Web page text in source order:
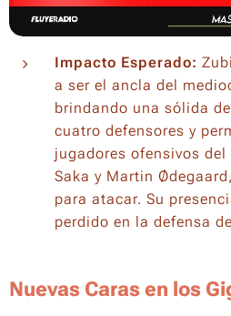
Impacto Esperado:
a ser el ancla del
brindando una sólida
cuatro defensores y
jugadores ofensivos
Saka y Martin
para atacar. Su
perdido en la defensa
Nuevas Caras en los